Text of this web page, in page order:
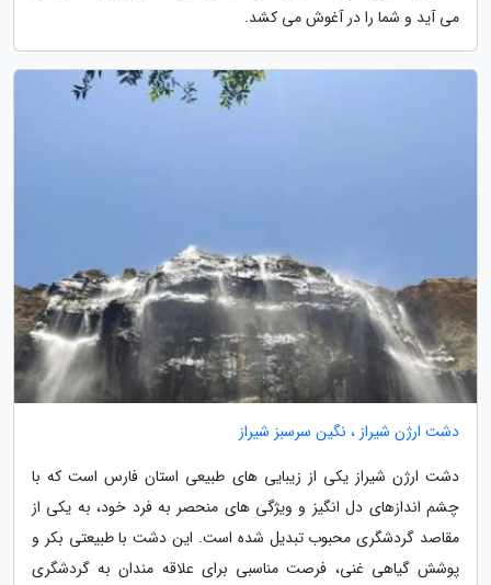
می آید و شما را در آغوش می کشد.
دشت ارژن شیراز ، نگین سرسبز شیراز
دشت ارژن شیراز یکی از زیبایی های طبیعی استان فارس است که با
چشم اندازهای دل انگیز و ویژگی های منحصر به فرد خود، به یکی از
مقاصد گردشگری محبوب تبدیل شده است. این دشت با طبیعتی بکر و
پوشش گیاهی غنی، فرصت مناسبی برای علاقه مندان به گردشگری